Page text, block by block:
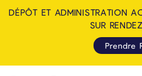
DÉPÔT ET ADMINISTRATION
SUR
Prendre